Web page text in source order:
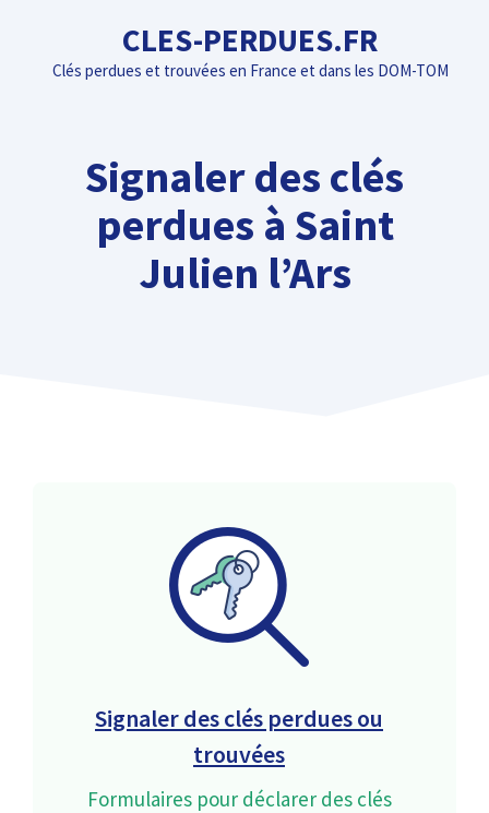
contenu
CLES-PERDUES.FR
Clés perdues et trouvées en France et dans les DOM-TOM
Signaler des clés
perdues à Saint
Julien l’Ars
Signaler des clés perdues ou
trouvées
Formulaires pour déclarer des clés